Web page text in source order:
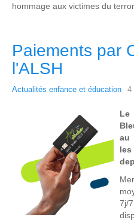
hommage aux victimes du
Paiements par
l'ALSH
Actualités enfance et éducation 4
Le
au